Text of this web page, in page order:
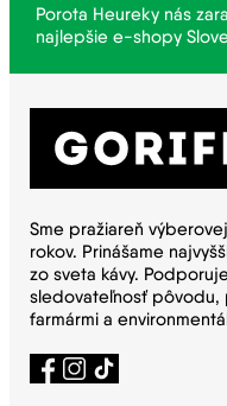
Porota Heureky nás
najlepšie e-shopy
Sme pražiareň
rokov. Prinášame
zo sveta kávy.
sledovateľnosť pôvodu,
farmármi a